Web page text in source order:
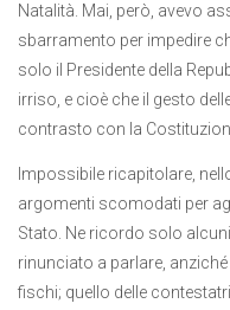
Natalità. Mai, però, avevo
sbarramento per impedire
solo il Presidente della
irriso, e cioè che il gesto
contrasto con la
Impossibile ricapitolare,
argomenti scomodati per
Stato. Ne ricordo solo
rinunciato a parlare,
fischi; quello delle